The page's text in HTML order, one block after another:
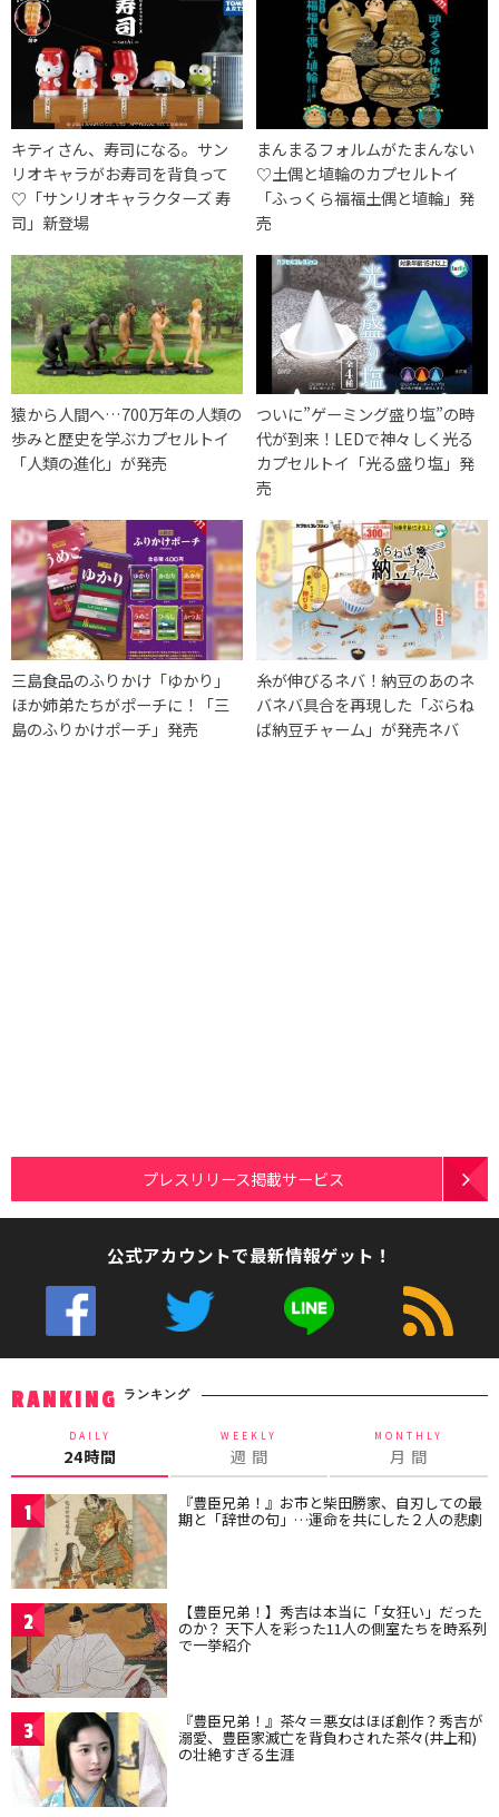
キティさん、寿司になる。サン
リオキャラがお寿司を背負って
♡「サンリオキャラクターズ 寿
司」新登場
まんまるフォルムがたまんない
♡土偶と埴輪のカプセルトイ
「ふっくら福福土偶と埴輪」発
売
猿から人間へ…700万年の人類の
歩みと歴史を学ぶカプセルトイ
「人類の進化」が発売
ついに”ゲーミング盛り塩”の時
代が到来！LEDで神々しく光る
カプセルトイ「光る盛り塩」発
売
三島食品のふりかけ「ゆかり」
ほか姉弟たちがポーチに！「三
島のふりかけポーチ」発売
糸が伸びるネバ！納豆のあのネ
バネバ具合を再現した「ぶらね
ば納豆チャーム」が発売ネバ
プレスリリース掲載サービス
公式アカウントで最新情報ゲット！
RANKING ランキング
DAILY
24時間
WEEKLY
週 間
MONTHLY
月 間
1 『豊臣兄弟！』お市と柴田勝家、自刃しての最
期と「辞世の句」…運命を共にした２人の悲劇
2 【豊臣兄弟！】秀吉は本当に「女狂い」だった
のか？ 天下人を彩った11人の側室たちを時系列
で一挙紹介
3 『豊臣兄弟！』茶々＝悪女はほぼ創作？秀吉が
溺愛、豊臣家滅亡を背負わされた茶々(井上和)
の壮絶すぎる生涯